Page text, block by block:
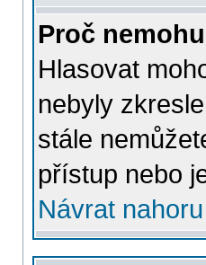
Proč
Hlasovat
nebyly
stále
přístup nebo
Návrat nahoru